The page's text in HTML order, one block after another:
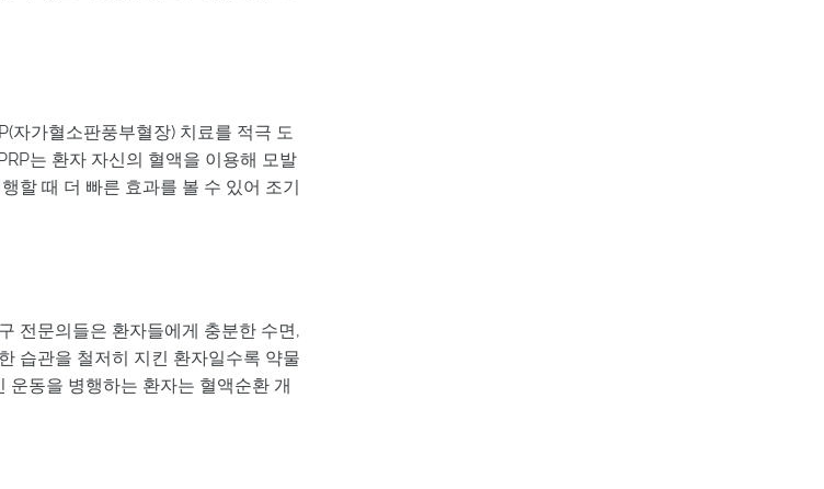
자가혈소판풍부혈장) 치료를 적극 도
는 환자 자신의 혈액을 이용해 모발
할 때 더 빠른 효과를 볼 수 있어 조기
전문의들은 환자들에게 충분한 수면,
습관을 철저히 지킨 환자일수록 약물
운동을 병행하는 환자는 혈액순환 개